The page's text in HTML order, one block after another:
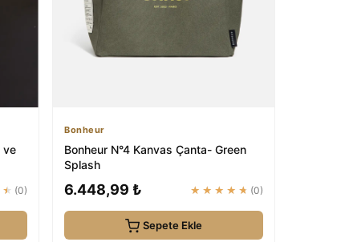
ve
(0)
Bonheur
Bonheur N°4 Kanvas Çanta- Green
Splash
6.448,99 ₺ ★★★★★ (0)
Sepete Ekle